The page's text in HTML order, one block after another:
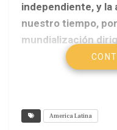
independiente, y la
nuestro tiempo,
mundialización
internacional no
modificado por el
America Latina